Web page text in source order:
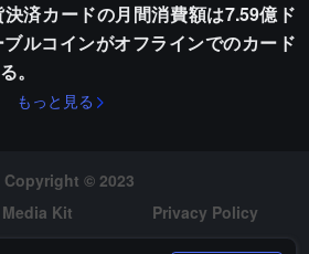
済カードの月間消費額は7.59億ド
ルコインがオフラインでのカード
。
もっと見る
Copyright © 2023
Media Kit
Privacy Policy
Hiring